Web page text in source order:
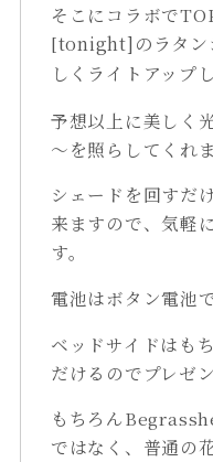
そこにコラボで
[tonight]のラタン
しくライトアップ
予想以上に美しく
～を照らしてくれ
シェードを回すだ
来ますので、気軽
す。
電池はボタン電池
ベッドサイドはも
だけるのでプレゼ
もちろん
ではなく、普通の